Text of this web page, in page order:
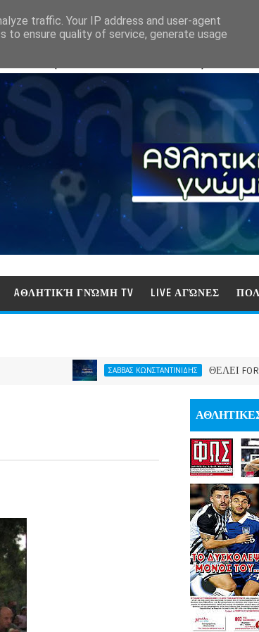
AΘΛΗΤΙΚΉ ΓΝΏΜΗ TV LIVE ΑΓΏΝΕΣ
ΣΑΒΒΑΣ ΚΩΝΣΤΑΝΤΙΝΙΔΗΣ ΘΕΛΕΙ FORMAT O
traffic. Your IP address and user-agent
to ensure quality of service, generate usage